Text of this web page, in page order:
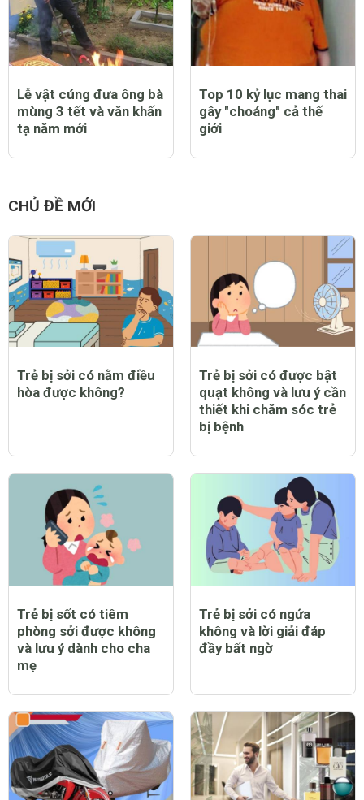
Lễ vật cúng đưa ông bà
mùng 3 tết và văn khấn
tạ năm mới
Top 10 kỷ lục mang thai
gây "choáng" cả thế
giới
CHỦ ĐỀ MỚI
Trẻ bị sởi có nằm điều
hòa được không?
Trẻ bị sởi có được bật
quạt không và lưu ý cần
thiết khi chăm sóc trẻ
bị bệnh
Trẻ bị sốt có tiêm
phòng sởi được không
và lưu ý dành cho cha
mẹ
Trẻ bị sởi có ngứa
không và lời giải đáp
đầy bất ngờ